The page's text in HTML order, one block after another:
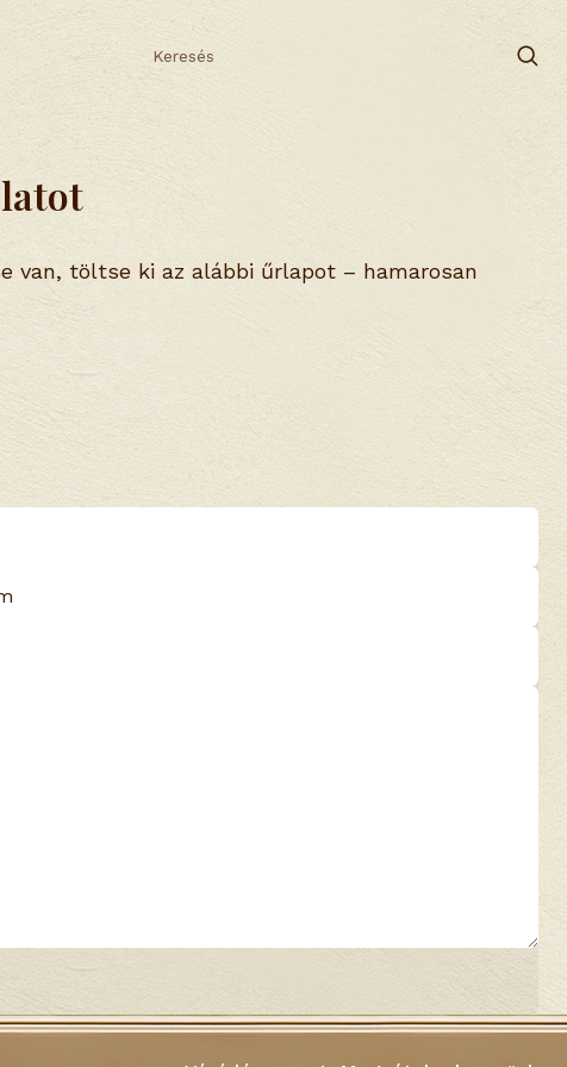
van, töltse ki az alábbi űrlapot – hamarosan